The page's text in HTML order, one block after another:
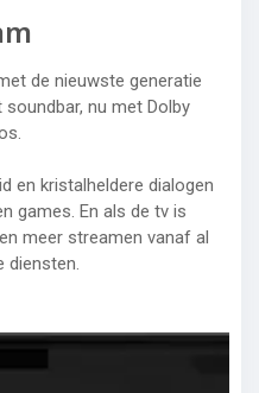
de nieuwste generatie
nu met Dolby
en kristalheldere dialogen
games. En als de tv is
meer streamen vanaf al
diensten.